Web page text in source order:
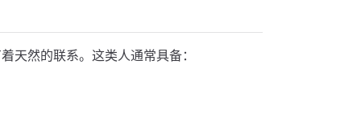
天然的联系。这类人通常具备：